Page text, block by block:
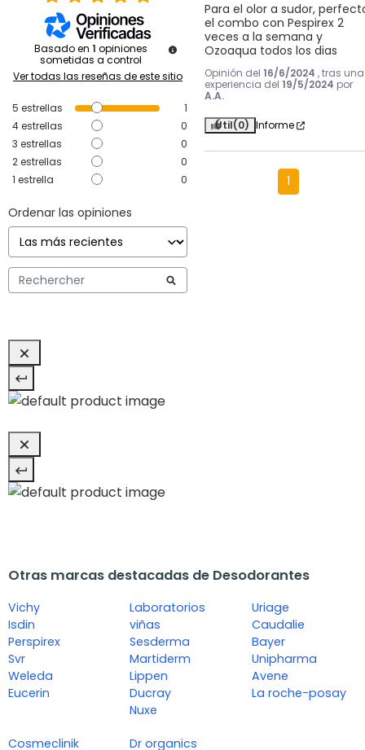
Basado en 1 opiniones
sometidas a control
Ver todas las reseñas de este sitio
5 estrellas
1
4estrellas
0
3 estrellas
0
2estrellas
0
1 estrella 0
Ordenar las opiniones
Para el olor a sudor,
el combo con Pespirex 2
veces a la semana y
Ozoaqua todos los dias
Opinión del 16/6/2024 , tras una
experiencia del 19/5/2024 por
A.A.
Útil(0) Informe
1
Otras marcas destacadas de Desodorantes
Vichy
Isdin
Perspirex
Svr
Weleda
Eucerin
Laboratorios
viñas
Sesderma
Martiderm
Lippen
Ducray
Nuxe
Uriage
Caudalie
Bayer
Unipharma
Avene
La roche-posay
Cosmeclinik Dr organics